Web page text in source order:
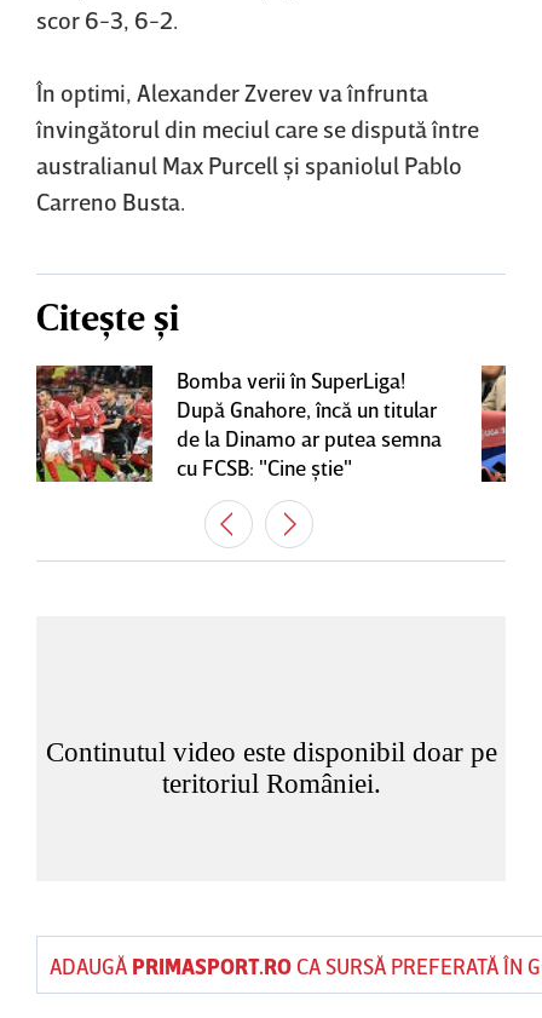
scor 6-3, 6-2.
În optimi, Alexander Zverev va înfrunta
învingătorul din meciul care se dispută între
australianul Max Purcell şi spaniolul Pablo
Carreno Busta.
Citește și
Bomba verii în SuperLiga!
După Gnahore, încă un titular
de la Dinamo ar putea semna
cu FCSB: "Cine ştie"
ADAUGĂ PRIMASPORT.ROCA SURSĂ PREFERATĂ ÎN